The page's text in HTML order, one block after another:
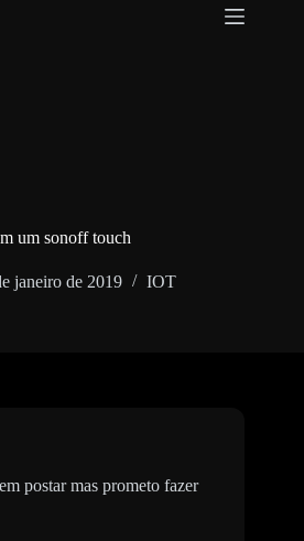
um sonoff touch
janeiro de 2019 IOT
postar mas prometo fazer